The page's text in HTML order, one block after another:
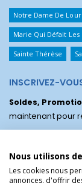
Notre Dame De
Marie Qui Défait Les
Sainte Thérèse
INSCRIVEZ-
Soldes,
maintenant pour
Nous utilisons
Les cookies nous
annonces, d'offrir